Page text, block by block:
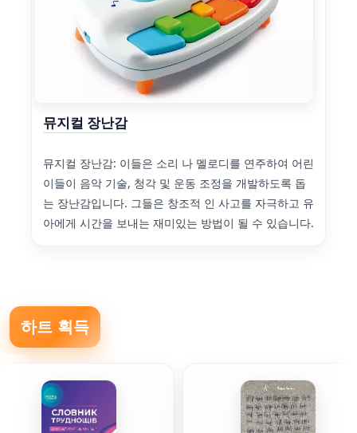
뮤지컬 장난감
뮤지컬 장난감: 이들은 소리 나 멜로디를 연주하여 어린
이들이 음악 기술, 청각 및 운동 조정을 개발하도록 돕
는 장난감입니다. 그들은 창조적 인 사고를 자극하고 유
아에게 시간을 보내는 재미있는 방법이 될 수 있습니다.
하트 획득